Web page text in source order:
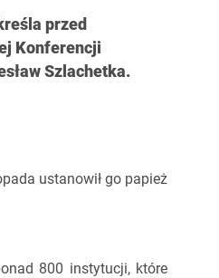
przed
Konferencji
Szlachetka.
ustanowił go papież
800 instytucji, które